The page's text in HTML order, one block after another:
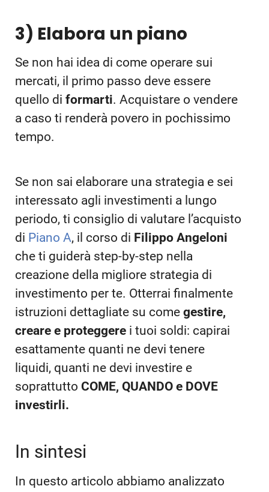
3) Elabora un piano
Se non hai idea di come operare sui
mercati, il primo passo deve essere
quello di formarti. Acquistare o vendere
a caso ti renderà povero in pochissimo
tempo.
Se non sai elaborare una strategia e sei
interessato agli investimenti a lungo
periodo, ti consiglio di valutare l’acquisto
di Piano A, il corso di Filippo Angeloni
che ti guiderà step-by-step nella
creazione della migliore strategia di
investimento per te. Otterrai finalmente
istruzioni dettagliate su come gestire,
creare e proteggere i tuoi soldi: capirai
esattamente quanti ne devi tenere
liquidi, quanti ne devi investire e
soprattutto COME, QUANDO e DOVE
investirli.
In sintesi
In questo articolo abbiamo analizzato